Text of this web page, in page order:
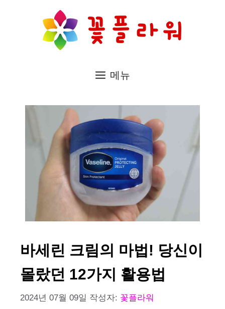
메뉴
바세린 크림의 마법! 당신이
몰랐던 12가지 활용법
2024년 07월 09일 작성자: 꽃플라워